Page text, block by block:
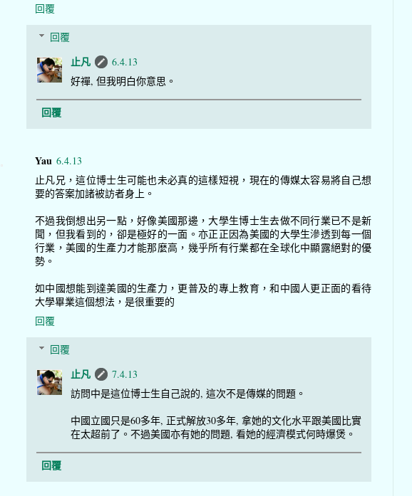
回覆
回覆
止凡
6.4.13
好禪, 但我明白你意思。
回覆
Yau 6.4.13
止凡兄，這位博士生可能也未必真的這樣短視，現在的傳媒太容易將自己想
要的答案加諸被訪者身上。
不過我倒想出另一點，好像美國那邊，大學生博士生去做不同行業已不是新
聞，但我看到的，卻是極好的一面。亦正正因為美國的大學生滲透到每一個
行業，美國的生產力才能那麼高，幾乎所有行業都在全球化中顯露絕對的優
勢。
如中國想能到達美國的生產力，更普及的專上教育，和中國人更正面的看待
大學畢業這個想法，是很重要的
回覆
回覆
止凡
7.4.13
訪問中是這位博士生自己說的, 這次不是傳媒的問題。
中國立國只是60多年, 正式解放30多年, 拿她的文化水平跟美國比實
在太超前了。不過美國亦有她的問題, 看她的經濟模式何時爆煲。
回覆